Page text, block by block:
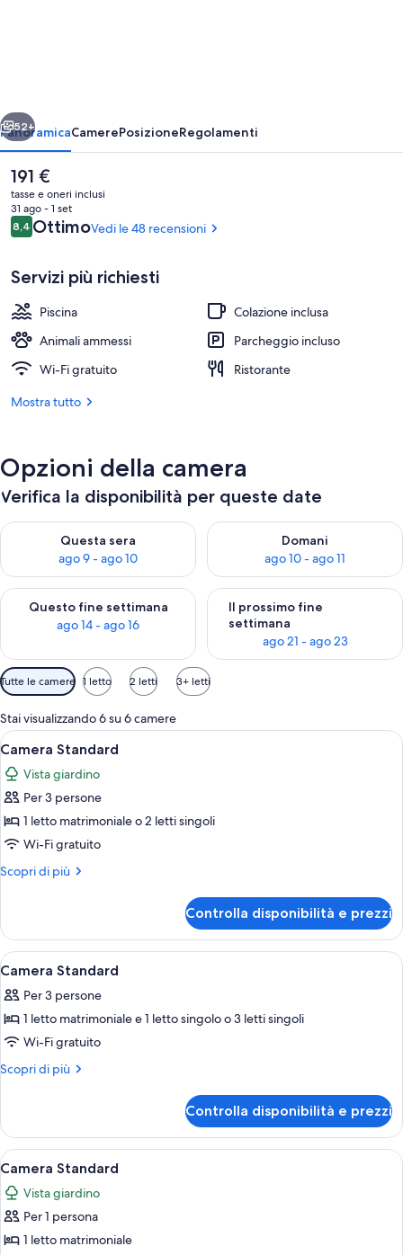
Navetta gratuita per la spiaggia
Avanti
52+
PanoramicaCamerePosizioneRegolamenti
Il
prezzo
attuale
è
191 €
191 €
tasse e oneri inclusi
31 ago - 1 set
Recensioni
8,48,4 su 10
OttimoVedi le 48 recensioni
Servizi più richiesti
Piscina
Colazione inclusa
Animali ammessi
Parcheggio incluso
Wi-Fi gratuito
Ristorante
Mostra tutto
Opzioni della camera
Verifica la disponibilità per queste date
Questa sera
ago 9 - ago 10
Verifica la disponibilità per questa sera, ago 9 - ago 10
Domani
ago 10 - ago 11
Verifica la disponibilità per
Questo fine settimana
ago 14 - ago 16
Verifica la disponibilità per questo fine settimana, ago 14 -
Il prossimo fine
settimana
ago 21 - ago 23
Verifica la disponibilità per il
Filtri
disponibili
per
le
camere
Tutte le camere 1 letto 2 letti 3+ letti
Stai visualizzando 6 su 6 camere
Apri
tutte
le
foto
per
Camera
Standard
Una camera d'albergo con letto,
5
Camera Standard
Vista giardino
Per 3 persone
1 letto matrimoniale o 2 letti singoli
Wi-Fi gratuito
Scopri di più
Altri
Standard
Controlla disponibilità e prezzi
Apri
tutte
le
foto
per
Camera
Una camera d'albergo con due letti,
4
Camera Standard
Per 3 persone
1 letto matrimoniale e 1 letto singolo o 3 letti singoli
Wi-Fi gratuito
Scopri di più
Altri
Standard
Controlla disponibilità e prezzi
Apri
tutte
le
foto
per
Un bagno con doccia, un lavandino e
2
Camera Standard
Vista giardino
Per 1 persona
1 letto matrimoniale